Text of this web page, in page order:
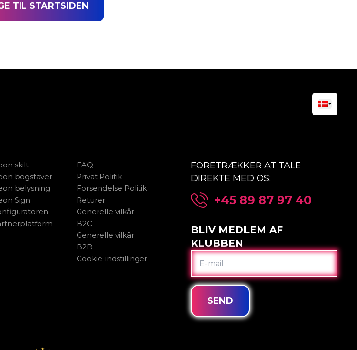
TIL STARTSIDEN
skilt
bogstaver
belysning
Sign
FAQ
Privat Politik
Forsendelse Politik
Returer
Generelle vilkår
B2C
Generelle vilkår
B2B
Cookie-indstillinger
FORETRÆKKER AT TALE
DIREKTE MED OS:
+45 89 87 97 40
BLIV MEDLEM AF
KLUBBEN
E-
MAIL
SEND